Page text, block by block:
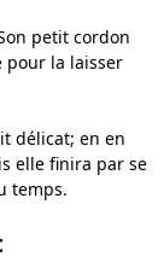
petit cordon
pour la laisser
délicat; en en
elle finira par se
temps.